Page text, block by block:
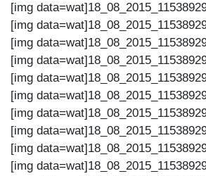
[img
[img
[img
[img
[img
[img
[img
[img
[img
[img